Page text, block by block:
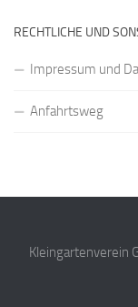
RECHTLICHE UND
Impressum und
Anfahrtsweg
Kleingartenverein